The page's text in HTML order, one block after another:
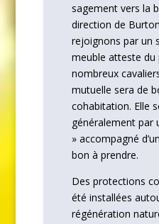
sagement vers la
direction de
rejoignons par un
meuble atteste du
nombreux
mutuelle sera de
cohabitation. Elle
généralement par
» accompagné
bon à prendre.
Des protections
été installées
régénération